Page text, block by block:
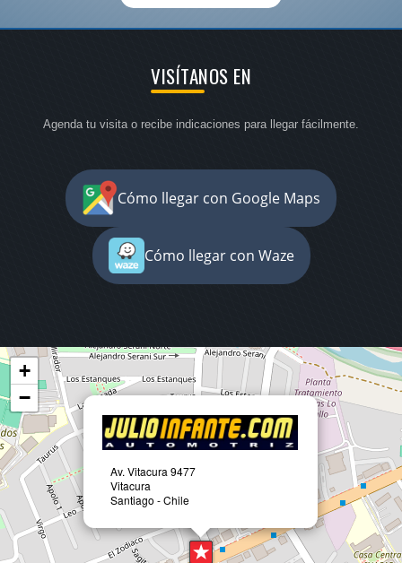
VISÍTANOS EN
Agenda tu visita o recibe indicaciones para llegar fácilmente.
Cómo llegar con Google Maps
Cómo llegar con Waze
Av. Vitacura 9477
Vitacura
Santiago - Chile
+
−